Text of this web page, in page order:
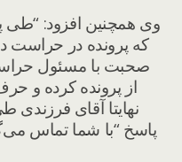
وی همچنین افزود:
که پرونده در
صحبت با مسئول
از پرونده کرده و
نهایتا آقای فرزندی
پاسخ “با شما تماس